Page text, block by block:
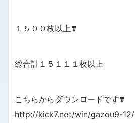
１５００枚以上❣️
総合計１５１１１枚以上
こちらからダウンロードです❣️
http://kick7.net/win/gazou9-12/